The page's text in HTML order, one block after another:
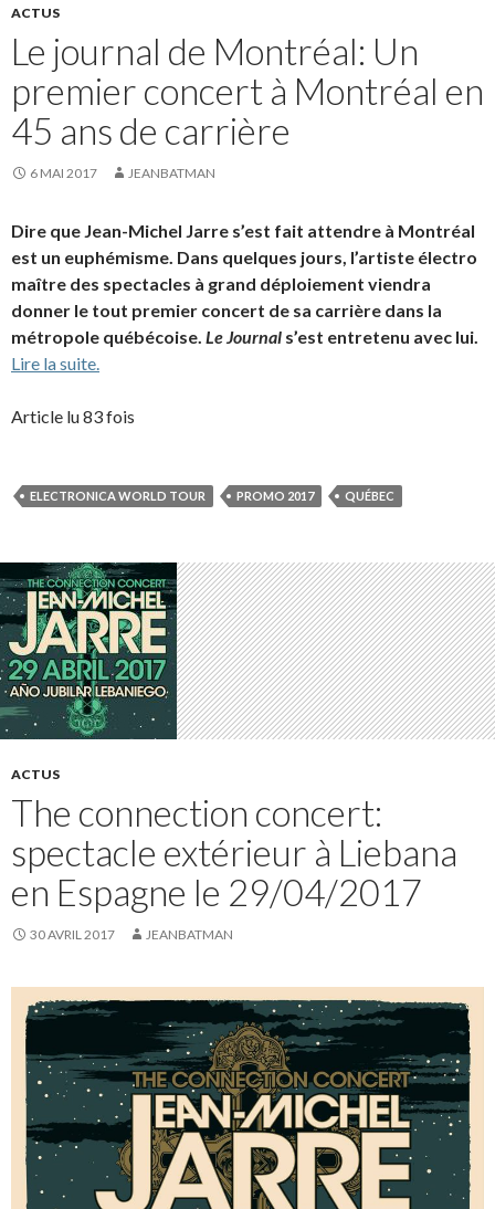
ACTUS
Le journal de Montréal: Un
premier concert à Montréal en
45 ans de carrière
6 MAI 2017 JEANBATMAN
Dire que Jean-Michel Jarre s’est fait attendre à Montréal
est un euphémisme. Dans quelques jours, l’artiste électro
maître des spectacles à grand déploiement viendra
donner le tout premier concert de sa carrière dans la
métropole québécoise. Le Journal s’est entretenu avec lui.
Lire la suite.
Article lu 83 fois
ELECTRONICA WORLD TOUR PROMO 2017 QUÉBEC
ACTUS
The connection concert:
spectacle extérieur à Liebana
en Espagne le 29/04/2017
30 AVRIL 2017 JEANBATMAN